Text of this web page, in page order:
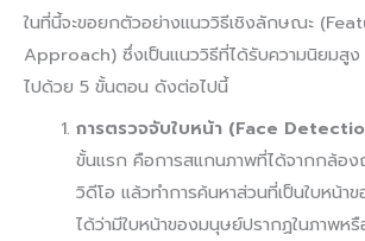
ในที่นี้จะขอยกตัวอย่างแนววิธีเชิงลักษณะ
Approach) ซึ่งเป็นแนววิธีที่ได้รับความนิยมสูง
ไปด้วย 5 ขั้นตอน ดังต่อไปนี้
การตรวจจับใบหน้า (Face
ขั้นแรก คือการสแกนภาพที่ได้จากกล้อ
วิดีโอ แล้วทำการค้นหาส่วนที่เป็นใบหน้า
ได้ว่ามีใบหน้าของมนุษย์ปรากฏในภาพห